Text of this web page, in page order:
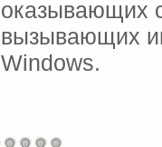
оказывающих
вызывающих
Windows.